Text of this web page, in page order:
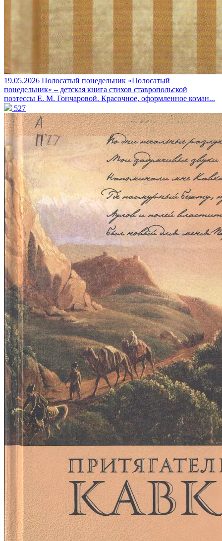
19.05.2026 Полосатый понедельник «Полосатый
понедельник» – детская книга стихов ставропольской
поэтессы Е. М. Гончаровой. Красочное, оформленное коман...
527